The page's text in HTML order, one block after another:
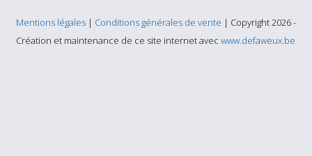
Mentions légales | Conditions générales de vente | Copyright 2026 -
Création et maintenance de ce site internet avecwww.defaweux.be